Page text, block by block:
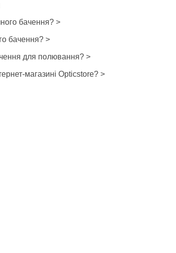
бачення? >
бачення? >
для полювання? >
магазині Opticstore? >